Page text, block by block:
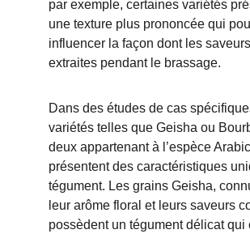
par exemple, certaines variétés
une texture plus prononcée qui
influencer la façon dont les
extraites pendant le brassage.
Dans des études de cas
variétés telles que Geisha ou
deux appartenant à l’espèce
présentent des caractéristiques
tégument. Les grains Geisha,
leur arôme floral et leurs saveurs
possèdent un tégument délicat qui